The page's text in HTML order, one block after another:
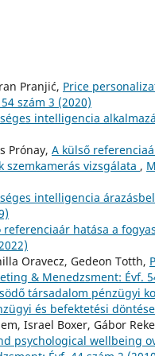
Pranjić, Price
szám 3 (2020)
intelligencia
Prónay, A külső
szemkamerás vizsgálata ,
intelligencia
referenciaár hatása a
Oravecz, Gedeon Totth,
& Menedzsment: Évf.
társadalom pénzügyi
és befektetési
Israel Boxer, Gábor
psychological wellbeing